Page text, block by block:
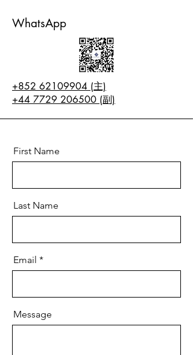
WhatsApp
+852 62109904 (主)
+44 7729 206500 (副)
First Name
Last Name
Email
Message